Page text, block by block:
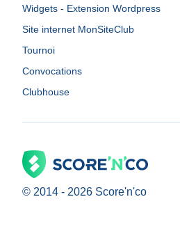
Widgets - Extension Wordpress
Site internet MonSiteClub
Tournoi
Convocations
Clubhouse
© 2014 - 2026 Score'n'co